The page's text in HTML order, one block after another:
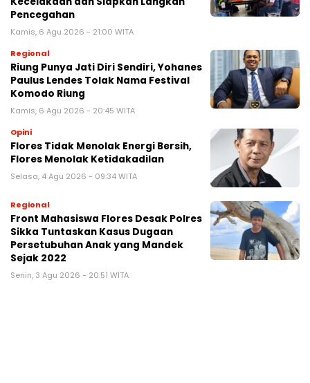
Pencegahan
Kamis, 6 Agu 2026 - 21:00 WITA
Regional
Riung Punya Jati Diri Sendiri, Yohanes
Paulus Lendes Tolak Nama Festival
Komodo Riung
Kamis, 6 Agu 2026 - 20:45 WITA
Opini
Flores Tidak Menolak Energi Bersih,
Flores Menolak Ketidakadilan
Selasa, 4 Agu 2026 - 09:34 WITA
Regional
Front Mahasiswa Flores Desak Polres
Sikka Tuntaskan Kasus Dugaan
Persetubuhan Anak yang Mandek
Sejak 2022
Senin, 3 Agu 2026 - 20:51 WITA